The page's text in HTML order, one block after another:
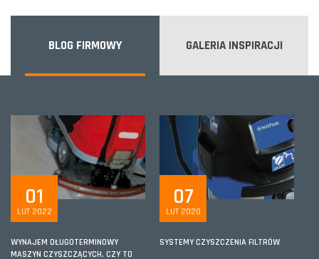
BLOG FIRMOWY GALERIA INSPIRACJI
01
LUT 2022
WYNAJEM DŁUGOTERMINOWY
MASZYN CZYSZCZĄCYCH. CZY TO
07
LUT 2020
SYSTEMY CZYSZCZENIA FILTRÓW